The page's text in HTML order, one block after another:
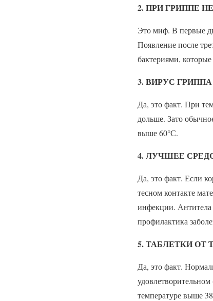
2. ПРИ ГРИППЕ
Это миф. В первые
Появление после
бактериями,
3. ВИРУС
Да, это факт. При
дольше. Зато
выше 60°С.
4. ЛУЧШЕЕ
Да, это факт. Если
тесном контакте
инфекции. Антитела
профилактика
5. ТАБЛЕТКИ
Да, это факт.
температуре выше